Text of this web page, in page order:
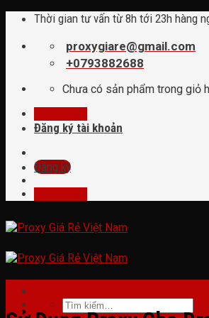
Skip
content
Thời gian tư vấn từ 8h tới 23h hàng
proxygiare@gmail.com
+0793882688
Chưa có sản phẩm trong giỏ
Đăng ký tài khoản
Đăng ký
Tìm